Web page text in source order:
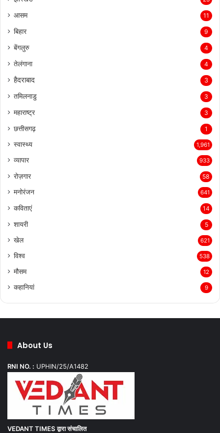
आसम 11
बिहार 9
बेंगलुरु 4
तेलंगाना 4
हैदराबाद 3
तमिलनाडु 3
महाराष्ट्र 3
छत्तीसगढ़ 1
स्वास्थ्य 1,961
व्यापार 933
रोज़गार 58
मनोरंजन 641
कविताएं 14
शायरी 5
खेल 621
विश्व 538
मौसम 12
कहानियां 9
About Us
RNI NO. : UPHIN/25/A1482
VEDANT TIMES द्वारा संचालित